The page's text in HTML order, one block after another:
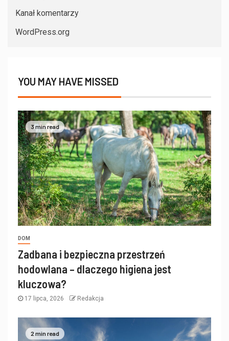
Kanał komentarzy
WordPress.org
YOU MAY HAVE MISSED
3 min read
DOM
Zadbana i bezpieczna przestrzeń
hodowlana – dlaczego higiena jest
kluczowa?
17 lipca, 2026 Redakcja
2 min read